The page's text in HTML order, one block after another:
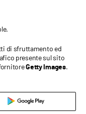
di sfruttamento ed
presente sul sito
Getty Images.